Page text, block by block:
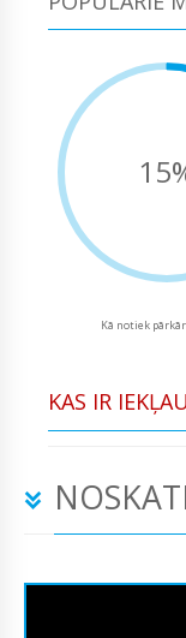
Kā notiek
KAS IR